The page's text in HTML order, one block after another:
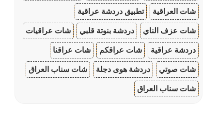
شات العراقية تطبيق دردشة عراقية
شات عزف الناي دردشة بنوتة قلبي شات عراقيات
دردشة عراقية شات عراقكم شات عراقنا
شات صوتي دردشة هوى دجلة شات سناب العراق
شات سناب العراق